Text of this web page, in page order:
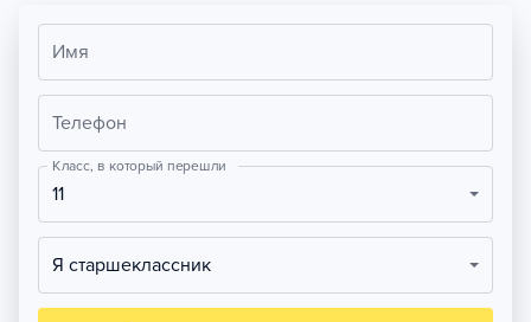
Имя
Телефон
Класс, в который перешли
11
Я старшеклассник